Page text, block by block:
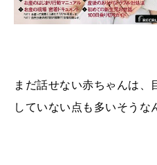
まだ話せない赤ちゃんは
していない点も多いそうな